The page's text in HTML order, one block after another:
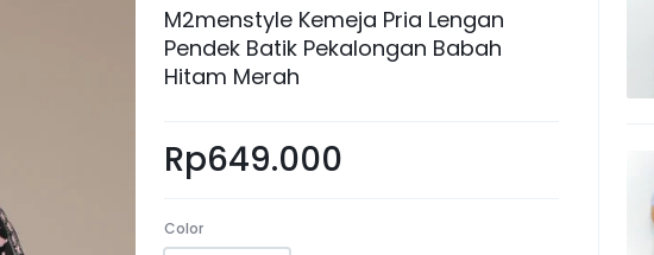
M2menstyle Kemeja Pria Lengan
Pendek Batik Pekalongan Babah
Hitam Merah
Rp649.000
Color